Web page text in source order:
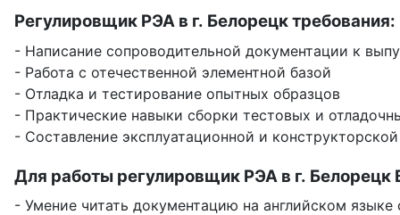
Регулировщик РЭА в г. Белорецк требования:
- Написание сопроводительной документации к
- Работа с отечественной элементной базой
- Отладка и тестирование опытных образцов
- Практические навыки сборки тестовых и
- Составление эксплуатационной и
Для работы регулировщик РЭА в г. Белорецк
- Умение читать документацию на английском